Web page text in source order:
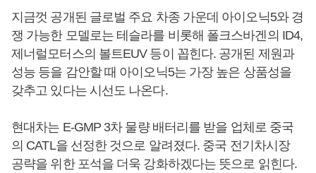
지금껏 공개된 글로벌 주요 차종 가운데 아이오닉5와 경
쟁 가능한 모델로는 테슬라를 비롯해 폴크스바겐의 ID4,
제너럴모터스의 볼트EUV 등이 꼽힌다. 공개된 제원과
성능 등을 감안할 때 아이오닉5는 가장 높은 상품성을
갖추고 있다는 시선도 나온다.
현대차는 E-GMP 3차 물량 배터리를 받을 업체로 중국
의 CATL을 선정한 것으로 알려졌다. 중국 전기차시장
공략을 위한 포석을 더욱 강화하겠다는 뜻으로 읽힌다.